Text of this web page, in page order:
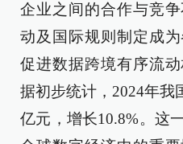
企业之间的合作与竞
动及国际规则制定成
促进数据跨境有序流
据初步统计，2024年我
亿元，增长10.8%。这